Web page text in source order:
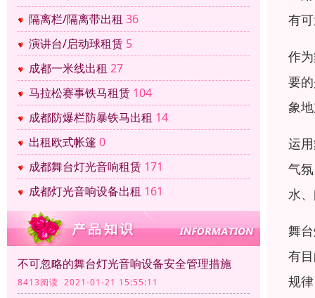
隔离栏/隔离带出租 36
演讲台/启动球租赁 5
成都一米线出租 27
马拉松赛事铁马租赁 104
成都防爆栏防暴铁马出租 14
出租欧式帐篷 0
成都舞台灯光音响租赁 171
成都灯光音响设备出租 161
不可忽略的舞台灯光音响设备安全管理措施
8413阅读 2021-01-21 15:55:11
有
作
要
象
运
气
水
舞
有
规